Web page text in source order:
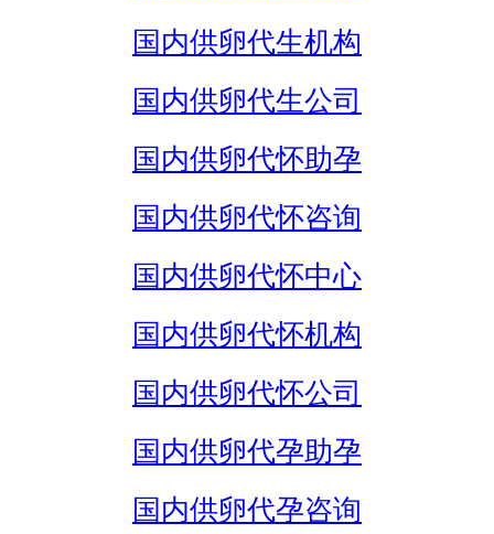
国内供卵代生机构
国内供卵代生公司
国内供卵代怀助孕
国内供卵代怀咨询
国内供卵代怀中心
国内供卵代怀机构
国内供卵代怀公司
国内供卵代孕助孕
国内供卵代孕咨询